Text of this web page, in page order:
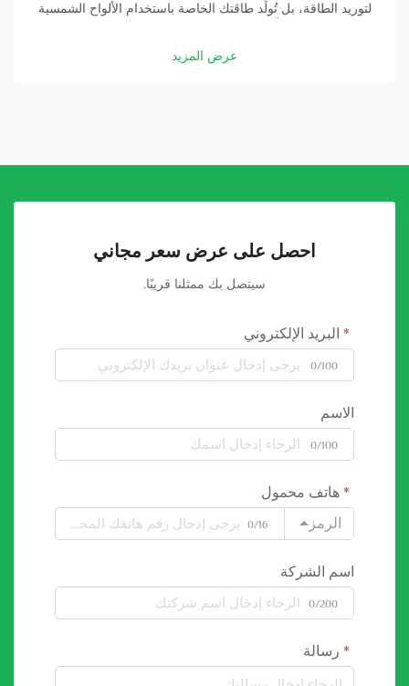
لتوريد الطاقة، بل تُولِّد طاقتك الخاصة باستخدام الألواح الشمسية
أساسيًّا في هذه المنظومة. وبفضل بطارية جيدة، يمكنك تخزين
الطاقة التي تولِّدها الألواح الشمسية...
عرض المزيد
احصل على عرض سعر مجاني
سيتصل بك ممثلنا قريبًا.
البريد الإلكتروني
0/100
الاسم
0/100
هاتف محمول
الرمز
0/16
اسم الشركة
0/200
رسالة